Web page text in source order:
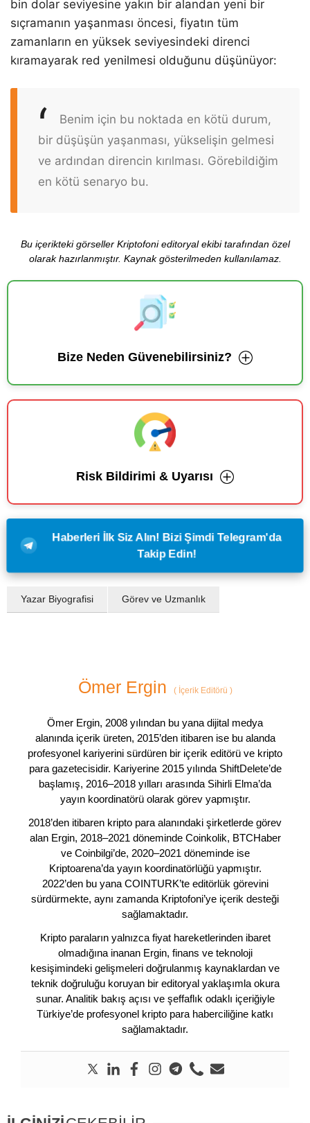
bin dolar seviyesine yakın bir alandan yeni bir
sıçramanın yaşanması öncesi, fiyatın tüm
zamanların en yüksek seviyesindeki direnci
kıramayarak red yenilmesi olduğunu düşünüyor:
Benim için bu noktada en kötü durum,
bir düşüşün yaşanması, yükselişin gelmesi
ve ardından direncin kırılması. Görebildiğim
en kötü senaryo bu.
Bu içerikteki görseller Kriptofoni editoryal ekibi tarafından özel
olarak hazırlanmıştır. Kaynak gösterilmeden kullanılamaz.
Bize Neden Güvenebilirsiniz?
Risk Bildirimi & Uyarısı
Haberleri İlk Siz Alın! Bizi Şimdi Telegram'da
Takip Edin!
Yazar Biyografisi Görev ve Uzmanlık
Ömer Ergin (İçerik Editörü )
Ömer Ergin, 2008 yılından bu yana dijital medya
alanında içerik üreten, 2015’den itibaren ise bu alanda
profesyonel kariyerini sürdüren bir içerik editörü ve kripto
para gazetecisidir. Kariyerine 2015 yılında ShiftDelete’de
başlamış, 2016–2018 yılları arasında Sihirli Elma’da
yayın koordinatörü olarak görev yapmıştır.
2018’den itibaren kripto para alanındaki şirketlerde görev
alan Ergin, 2018–2021 döneminde Coinkolik, BTCHaber
ve Coinbilgi’de, 2020–2021 döneminde ise
Kriptoarena’da yayın koordinatörlüğü yapmıştır.
2022’den bu yana COINTURK’te editörlük görevini
sürdürmekte, aynı zamanda Kriptofoni’ye içerik desteği
sağlamaktadır.
Kripto paraların yalnızca fiyat hareketlerinden ibaret
olmadığına inanan Ergin, finans ve teknoloji
kesişimindeki gelişmeleri doğrulanmış kaynaklardan ve
teknik doğruluğu koruyan bir editoryal yaklaşımla okura
sunar. Analitik bakış açısı ve şeffaflık odaklı içeriğiyle
Türkiye’de profesyonel kripto para haberciliğine katkı
sağlamaktadır.